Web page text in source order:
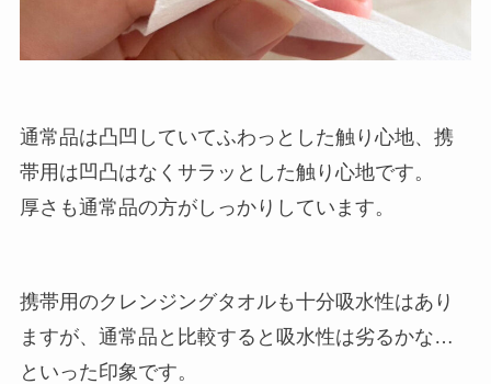
通常品は凸凹していてふわっとした触り心地、携
帯用は凹凸はなくサラッとした触り心地です。
厚さも通常品の方がしっかりしています。
携帯用のクレンジングタオルも十分吸水性はあり
ますが、通常品と比較すると吸水性は劣るかな…
といった印象です。